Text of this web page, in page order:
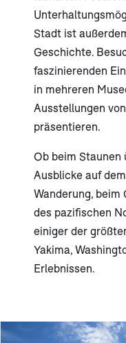
Stadt ist
Geschichte.
faszinierenden
in mehreren
Ausstellungen
präsentieren.
Ob beim Staunen
Ausblicke auf
Wanderung, beim
des pazifischen
einiger der
Yakima,
Erlebnissen.